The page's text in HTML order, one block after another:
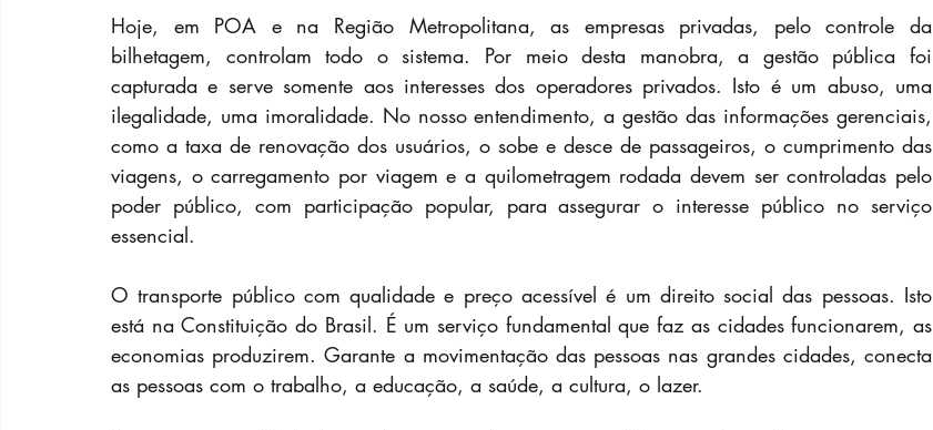
Hoje, em POA e na Região Metropolitana, as empresas privadas, pelo controle da
bilhetagem, controlam todo o sistema. Por meio desta manobra, a gestão pública foi
capturada e serve somente aos interesses dos operadores privados. Isto é um abuso, uma
ilegalidade, uma imoralidade. No nosso entendimento, a gestão das informações gerenciais,
como a taxa de renovação dos usuários, o sobe e desce de passageiros, o cumprimento das
viagens, o carregamento por viagem e a quilometragem rodada devem ser controladas pelo
poder público, com participação popular, para assegurar o interesse público no serviço
essencial.
O transporte público com qualidade e preço acessível é um direito social das pessoas. Isto
está na Constituição do Brasil. É um serviço fundamental que faz as cidades funcionarem, as
economias produzirem. Garante a movimentação das pessoas nas grandes cidades, conecta
as pessoas com o trabalho, a educação, a saúde, a cultura, o lazer.